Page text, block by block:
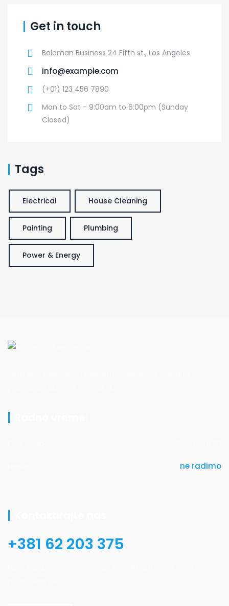
Get in touch
Boldman Business 24 Fifth st., Los Angeles
info@example.com
(+01) 123 456 7890
Mon to Sat - 9:00am to 6:00pm (Sunday
Closed)
Tags
Electrical House Cleaning
Painting Plumbing
Power & Energy
ne radimo
+381 62 203 375